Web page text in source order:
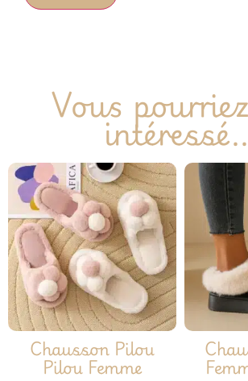
Vous
Chausson Pilou
Pilou Femme